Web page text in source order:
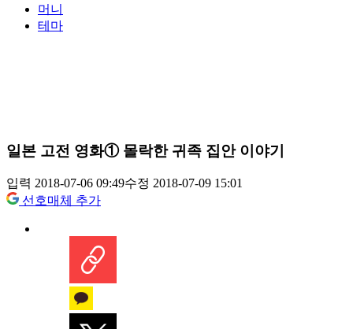
머니
테마
일본 고전 영화① 몰락한 귀족 집안 이야기
입력 2018-07-06 09:49수정 2018-07-09 15:01
선호매체 추가